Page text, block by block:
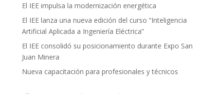
El IEE impulsa la modernización energética
El IEE lanza una nueva edición del curso “Inteligencia
Artificial Aplicada a Ingeniería Eléctrica”
El IEE consolidó su posicionamiento durante Expo San
Juan Minera
Nueva capacitación para profesionales y técnicos